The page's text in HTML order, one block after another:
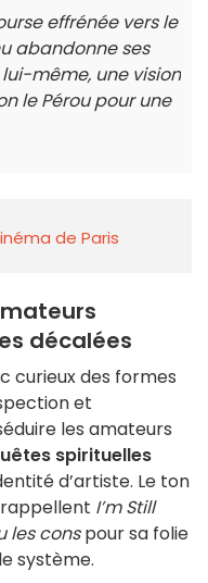
effrénée vers le
abandonne ses
même, une vision
le Pérou pour une
de Paris
décalées
curieux des formes
et
les amateurs
spirituelles
d’artiste. Le ton
I’m Still
les conspour sa folie
système.